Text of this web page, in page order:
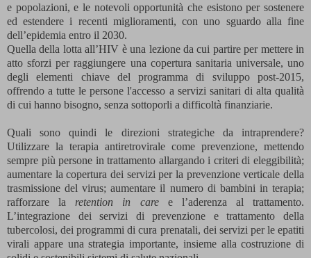
e popolazioni, e le notevoli opportunità che esistono per sostenere
ed estendere i recenti miglioramenti, con uno sguardo alla fine
dell’epidemia entro il 2030.
Quella della lotta all’HIV è una lezione da cui partire per mettere in
atto sforzi per raggiungere una copertura sanitaria universale, uno
degli elementi chiave del programma di sviluppo post-2015,
offrendo a tutte le persone l'accesso a servizi sanitari di alta qualità
di cui hanno bisogno, senza sottoporli a difficoltà finanziarie.
Quali sono quindi le direzioni strategiche da intraprendere?
Utilizzare la terapia antiretrovirale come prevenzione, mettendo
sempre più persone in trattamento allargando i criteri di eleggibilità;
aumentare la copertura dei servizi per la prevenzione verticale della
trasmissione del virus; aumentare il numero di bambini in terapia;
rafforzare la retention in care e l’aderenza al trattamento.
L’integrazione dei servizi di prevenzione e trattamento della
tubercolosi, dei programmi di cura prenatali, dei servizi per le epatiti
virali appare una strategia importante, insieme alla costruzione di